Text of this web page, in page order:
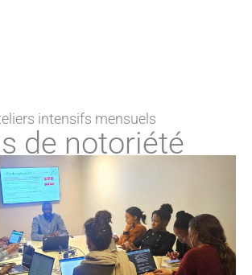
intensifs mensuels
de notoriété